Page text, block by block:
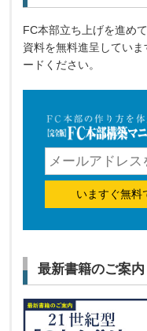
FC本部立ち上げを進め
資料を無料進呈してい
ードください。
いますぐ無料
最新書籍のご案内